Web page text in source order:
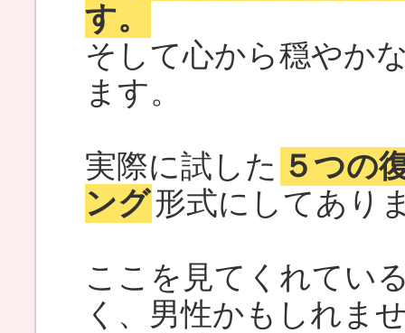
す。
そして心から穏やか
ます。
実際に試した ５つの
ング形式にしてあり
ここを見てくれてい
く、男性かもしれま